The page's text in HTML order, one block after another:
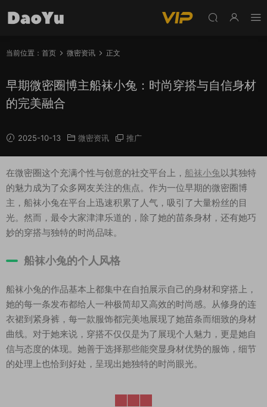
当前位置： 首页 微密资讯 正文
早期微密圈博主船袜小兔：时尚穿搭与自信身材
的完美融合
2025-10-13 微密资讯 推广
在微密圈这个充满个性与创意的社交平台上， 船袜小兔以其独特
的魅力成为了众多网友关注的焦点。作为一位早期的微密圈博
主，船袜小兔在平台上迅速积累了人气，吸引了大量粉丝的目
光。然而，最令大家津津乐道的，除了她的苗条身材，还有她巧
妙的穿搭与独特的时尚品味。
船袜小兔的个人风格
船袜小兔的作品基本上都集中在自拍展示自己的身材和穿搭上，
她的每一条发布都给人一种极简却又高效的时尚感。从修身的连
衣裙到紧身裤，每一款服饰都完美地展现了她苗条而细致的身材
曲线。对于她来说，穿搭不仅仅是为了展现个人魅力，更是她自
信与态度的体现。她善于选择那些能突显身材优势的服饰，细节
的处理上也恰到好处，呈现出她独特的时尚眼光。